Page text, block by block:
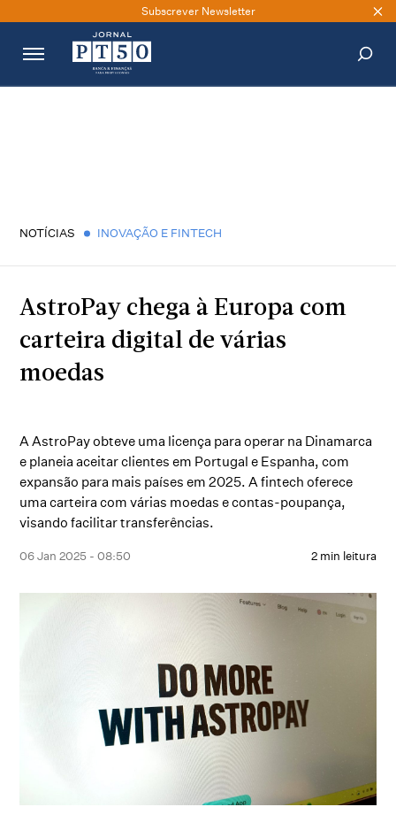
Subscrever Newsletter
NOTÍCIAS INOVAÇÃO E FINTECH
AstroPay chega à Europa com
carteira digital de várias
moedas
A AstroPay obteve uma licença para operar na Dinamarca
e planeia aceitar clientes em Portugal e Espanha, com
expansão para mais países em 2025. A fintech oferece
uma carteira com várias moedas e contas-poupança,
visando facilitar transferências.
06 Jan 2025 - 08:50 2 min leitura